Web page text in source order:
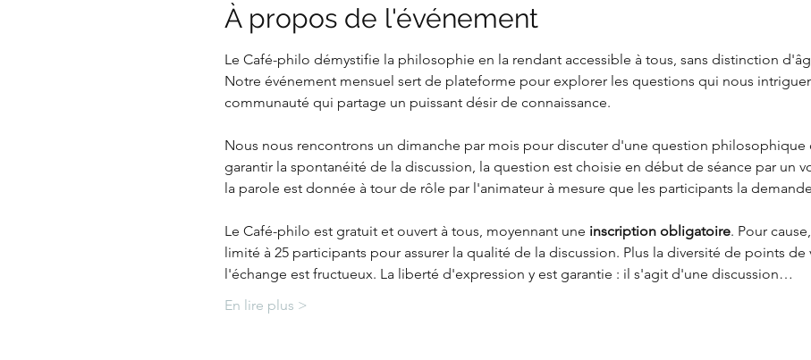
À propos de l'événement
Le Café-philo démystifie la philosophie en la rendant accessible à tous, sans distinction
Notre événement mensuel sert de plateforme pour explorer les questions qui nous
communauté qui partage un puissant désir de connaissance.
Nous nous rencontrons un dimanche par mois pour discuter d'une question philosophique
garantir la spontanéité de la discussion, la question est choisie en début de séance par un
la parole est donnée à tour de rôle par l'animateur à mesure que les participants la
Le Café-philo est gratuit et ouvert à tous, moyennant une inscription obligatoire. Pour
limité à 25 participants pour assurer la qualité de la discussion. Plus la diversité de points
l'échange est fructueux. La liberté d'expression y est garantie : il s'agit d'une discussion…
En lire plus >